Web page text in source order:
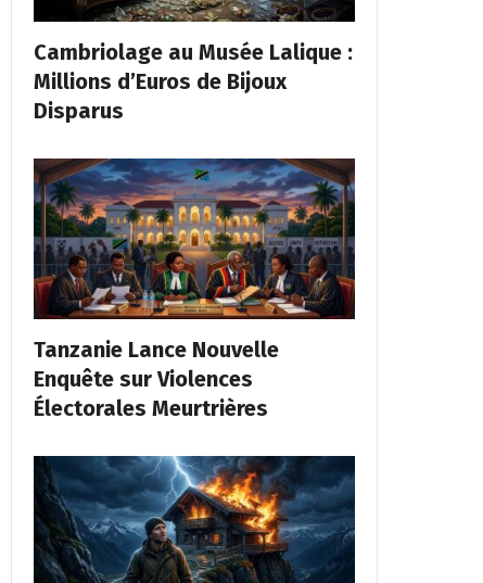
Cambriolage au Musée Lalique :
Millions d’Euros de Bijoux
Disparus
Tanzanie Lance Nouvelle
Enquête sur Violences
Électorales Meurtrières